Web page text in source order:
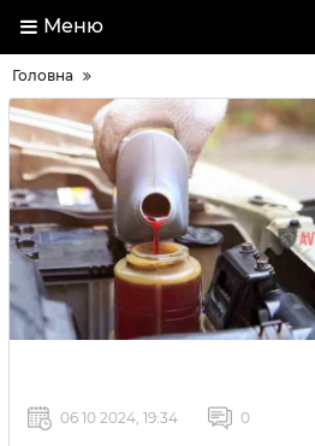
Меню
Головна
06 10 2024, 19:34 0